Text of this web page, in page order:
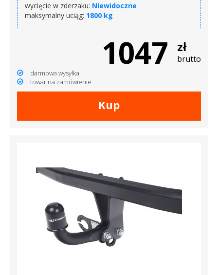
wycięcie w zderzaku: Niewidoczne
maksymalny uciąg: 1800 kg
1047 zł
brutto
darmowa wysyłka
towar na zamówienie
Kup